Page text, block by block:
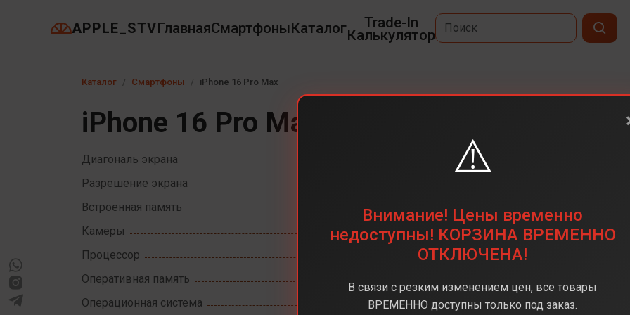
APPLE_STVГлавнаяСмартфоныКаталог Trade-In
Калькулятор
Каталог Смартфоны iPhone 16 Pro Max
iPhone 16 Pro Max
Диагональ экрана
Разрешение экрана
Встроенная память
Камеры
48 + 48 + 12 (тройная)
Процессор
Apple A18 Pro
Оперативная память
Операционная система
iOS 18
⚠️
Внимание! Цены временно
недоступны! КОРЗИНА ВРЕМЕННО
ОТКЛЮЧЕНА!
В связи с резким изменением цен, все товары
ВРЕМЕННО доступны только под заказ.